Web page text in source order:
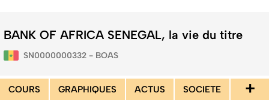
BANK OF AFRICA SENEGAL, la vie du titre
SN0000000332 - BOAS
COURS GRAPHIQUES ACTUS SOCIETE +